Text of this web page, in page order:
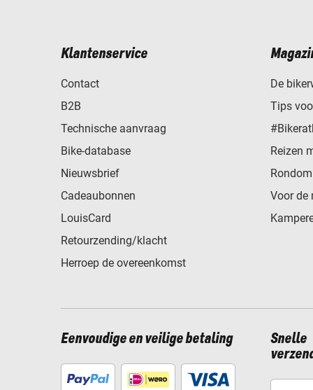
Klantenservice
Contact
B2B
Technische aanvraag
Bike-database
Nieuwsbrief
Cadeaubonnen
LouisCard
Retourzending/klacht
Herroep de overeenkomst
De
Tips
Reizen
Voor de
Eenvoudige en veilige betaling
Snelle